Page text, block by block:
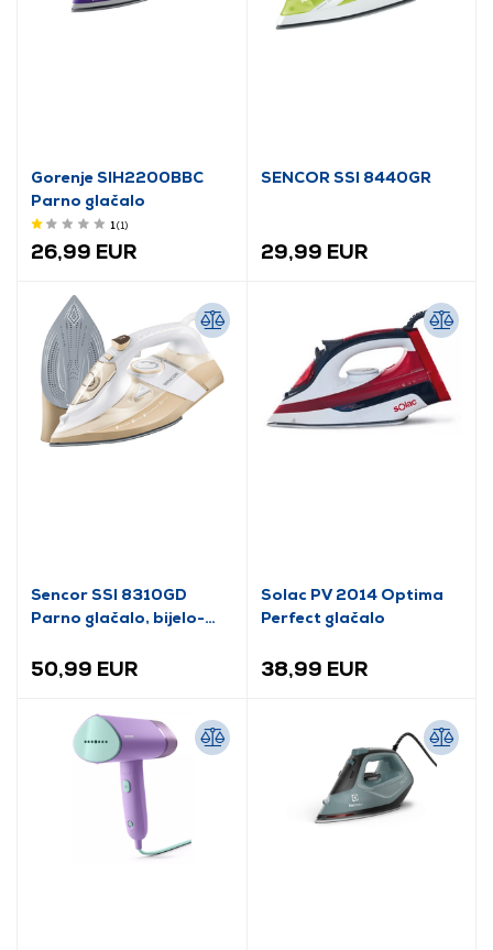
Gorenje SIH2200BBC
Parno glačalo
1(1)
26,99 EUR
SENCOR SSI 8440GR
29,99 EUR
Sencor SSI 8310GD
Parno glačalo, bijelo-
50,99 EUR
Solac PV 2014 Optima
Perfect glačalo
38,99 EUR